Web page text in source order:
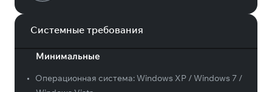
Системные требования
Минимальные
• Операционная система:Windows XP / Windows 7 /